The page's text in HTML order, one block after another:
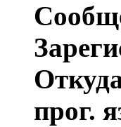
прог.